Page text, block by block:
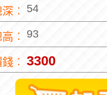
︰ 54
︰ 93
︰ 3300